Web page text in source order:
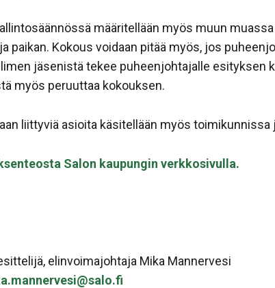
määritellään myös muun
paikan. Kokous voidaan pitää myös, jos
jäsenistä tekee puheenjohtajalle esityksen
myös peruuttaa kokouksen.
liittyviä asioita käsitellään myös toimikunnissa
Salon kaupungin verkkosivulla.
elinvoimajohtaja Mika Mannervesi